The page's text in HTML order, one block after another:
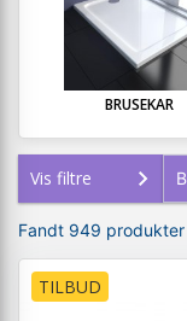
BRUSEKAR
Vis filtre
Fandt 949 produkter
TILBUD